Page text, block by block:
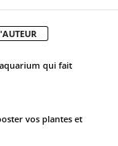
qui fait
vos plantes et